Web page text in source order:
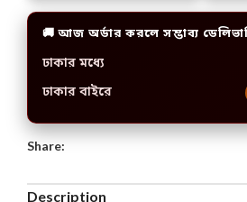
🚚 আজ অর্ডার করলে সম্ভাব্য
ঢাকার মধ্যে
ঢাকার বাইরে
Share:
Description